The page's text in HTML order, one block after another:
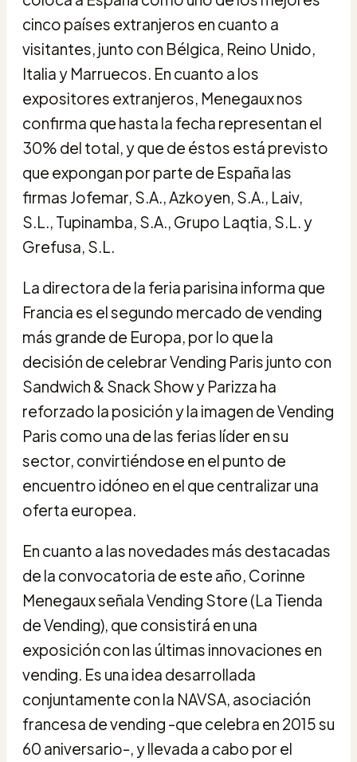
cinco países extranjeros en cuanto a
visitantes, junto con Bélgica, Reino Unido,
Italia y Marruecos. En cuanto a los
expositores extranjeros, Menegaux nos
confirma que hasta la fecha representan el
30% del total, y que de éstos está previsto
que expongan por parte de España las
firmas Jofemar, S.A., Azkoyen, S.A., Laiv,
S.L., Tupinamba, S.A., Grupo Laqtia, S.L. y
Grefusa, S.L.
La directora de la feria parisina informa que
Francia es el segundo mercado de vending
más grande de Europa, por lo que la
decisión de celebrar Vending Paris junto con
Sandwich & Snack Show y Parizza ha
reforzado la posición y la imagen de Vending
Paris como una de las ferias líder en su
sector, convirtiéndose en el punto de
encuentro idóneo en el que centralizar una
oferta europea.
En cuanto a las novedades más destacadas
de la convocatoria de este año, Corinne
Menegaux señala Vending Store (La Tienda
de Vending), que consistirá en una
exposición con las últimas innovaciones en
vending. Es una idea desarrollada
conjuntamente con la NAVSA, asociación
francesa de vending -que celebra en 2015 su
60 aniversario-, y llevada a cabo por el